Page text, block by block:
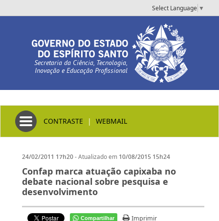
Select Language ▼
Secretaria da Ciência, Tecnologia,
Inovação e Educação Profissional
Toggle navigation
CONTRASTE | WEBMAIL
24/02/2011 17h20- Atualizado em 10/08/2015 15h24
Confap marca atuação capixaba no
debate nacional sobre pesquisa e
desenvolvimento
Compartilhar Imprimir